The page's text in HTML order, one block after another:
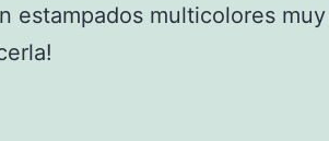
estampados multicolores